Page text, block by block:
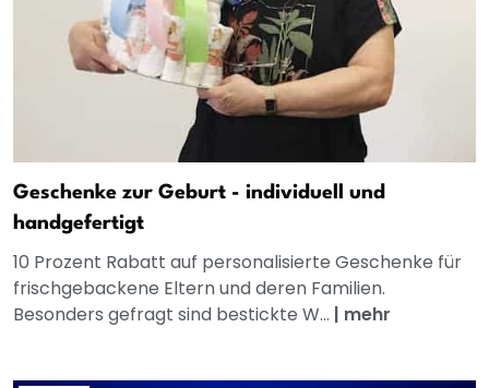
Geschenke zur Geburt - individuell und
handgefertigt
10 Prozent Rabatt auf personalisierte Geschenke für
frischgebackene Eltern und deren Familien.
Besonders gefragt sind bestickte W... | mehr